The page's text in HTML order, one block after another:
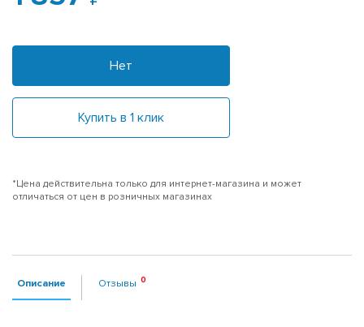
Нет
Купить в 1 клик
*Цена действительна только для интернет-магазина и может
отличаться от цен в розничных магазинах
Описание Отзывы